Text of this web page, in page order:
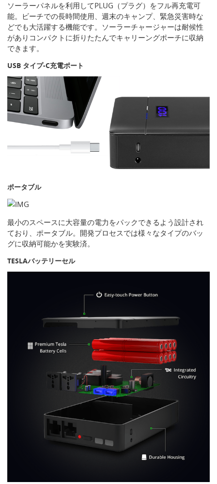
ソーラーパネルを利用してPLUG（プラグ）をフル再充電可
能。ビーチでの長時間使用、週末のキャンプ、緊急災害時な
どでも大活躍する機能です。ソーラーチャージャーは耐候性
がありコンパクトに折りたたんでキャリーングポーチに収納
できます。
USB タイプ-C充電ポート
ポータブル
最小のスペースに大容量の電力をパックできるよう設計され
ており、ポータブル。開発プロセスでは様々なタイプのバッ
グに収納可能かを実験済。
TESLAバッテリーセル